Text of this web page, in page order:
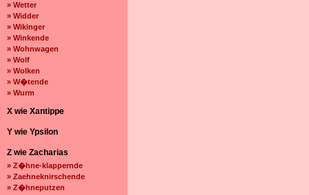
» Wetter
» Widder
» Wikinger
» Winkende
» Wohnwagen
» Wolf
» Wolken
» W�tende
» Wurm
X wie Xantippe
Y wie Ypsilon
Z wie Zacharias
» Z�hne-klappernde
» Zaehneknirschende
» Z�hneputzen